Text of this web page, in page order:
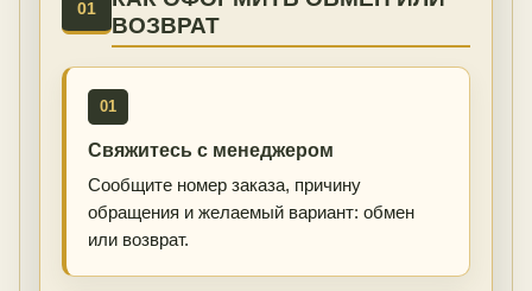
01
ВОЗВРАТ
01
Свяжитесь с менеджером
Сообщите номер заказа, причину
обращения и желаемый вариант: обмен
или возврат.